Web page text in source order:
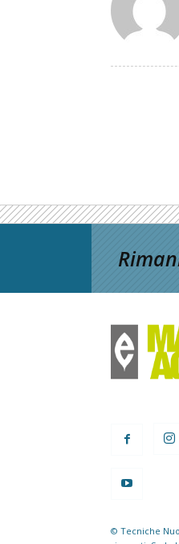
© Tecniche